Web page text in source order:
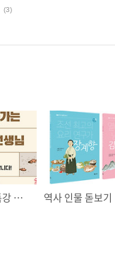
(3)
갯벌 🐟 전문가 특강 신청(교실로 찾아가는 최고의 선생님)